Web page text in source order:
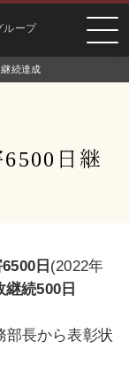
ループ
続達成
日継
6500日 (2022年
継続500日
部長から表彰状